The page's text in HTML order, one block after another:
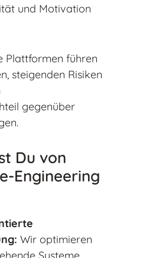
und Motivation
Plattformen führen
steigenden Risiken
gegenüber
Du von
Engineering
Wir optimieren
Systeme,